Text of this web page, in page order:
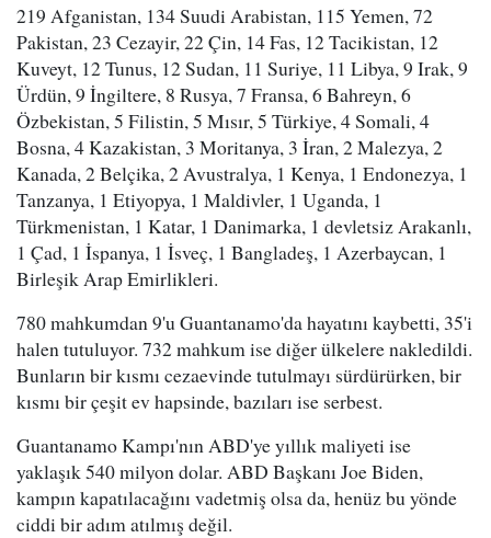
219 Afganistan, 134 Suudi Arabistan, 115 Yemen, 72
Pakistan, 23 Cezayir, 22 Çin, 14 Fas, 12 Tacikistan, 12
Kuveyt, 12 Tunus, 12 Sudan, 11 Suriye, 11 Libya, 9 Irak, 9
Ürdün, 9 İngiltere, 8 Rusya, 7 Fransa, 6 Bahreyn, 6
Özbekistan, 5 Filistin, 5 Mısır, 5 Türkiye, 4 Somali, 4
Bosna, 4 Kazakistan, 3 Moritanya, 3 İran, 2 Malezya, 2
Kanada, 2 Belçika, 2 Avustralya, 1 Kenya, 1 Endonezya, 1
Tanzanya, 1 Etiyopya, 1 Maldivler, 1 Uganda, 1
Türkmenistan, 1 Katar, 1 Danimarka, 1 devletsiz Arakanlı,
1 Çad, 1 İspanya, 1 İsveç, 1 Bangladeş, 1 Azerbaycan, 1
Birleşik Arap Emirlikleri.
780 mahkumdan 9'u Guantanamo'da hayatını kaybetti, 35'i
halen tutuluyor. 732 mahkum ise diğer ülkelere nakledildi.
Bunların bir kısmı cezaevinde tutulmayı sürdürürken, bir
kısmı bir çeşit ev hapsinde, bazıları ise serbest.
Guantanamo Kampı'nın ABD'ye yıllık maliyeti ise
yaklaşık 540 milyon dolar. ABD Başkanı Joe Biden,
kampın kapatılacağını vadetmiş olsa da, henüz bu yönde
ciddi bir adım atılmış değil.